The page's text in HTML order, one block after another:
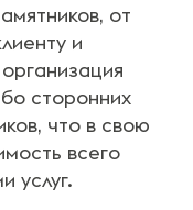
от
и
сторонних
что в свою
всего
услуг.